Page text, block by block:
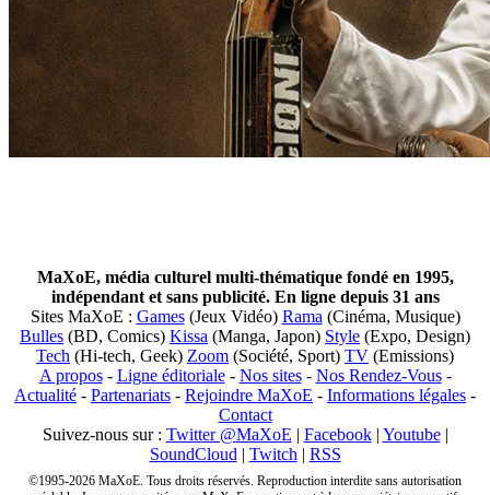
MaXoE, média culturel multi-thématique fondé en 1995,
indépendant et sans publicité. En ligne depuis 31 ans
Sites MaXoE : Games(Jeux Vidéo) Rama (Cinéma, Musique)
Bulles (BD, Comics) Kissa (Manga, Japon) Style (Expo, Design)
Tech (Hi-tech, Geek) Zoom (Société, Sport) TV (Emissions)
A propos- Ligne éditoriale- Nos sites- Nos Rendez-Vous-
Actualité - Partenariats - Rejoindre MaXoE - Informations légales -
Contact
Suivez-nous sur : Twitter @MaXoE | Facebook| Youtube|
SoundCloud | Twitch | RSS
©1995-2026 MaXoE. Tous droits réservés. Reproduction interdite sans autorisation